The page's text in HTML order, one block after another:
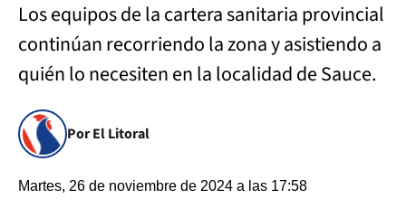
Los equipos de la cartera sanitaria provincial
continúan recorriendo la zona y asistiendo a
quién lo necesiten en la localidad de Sauce.
Por El Litoral
Martes, 26 de noviembre de 2024 a las 17:58